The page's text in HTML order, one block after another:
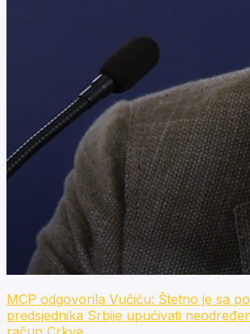
MCP odgovorila Vučiću: Štetno je sa
predsjednika Srbije upućivati